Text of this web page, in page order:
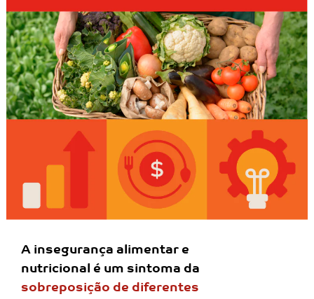
A insegurança alimentar e
nutricional é um sintoma da
sobreposição de diferentes